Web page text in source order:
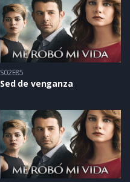
S02E85
Sed de venganza